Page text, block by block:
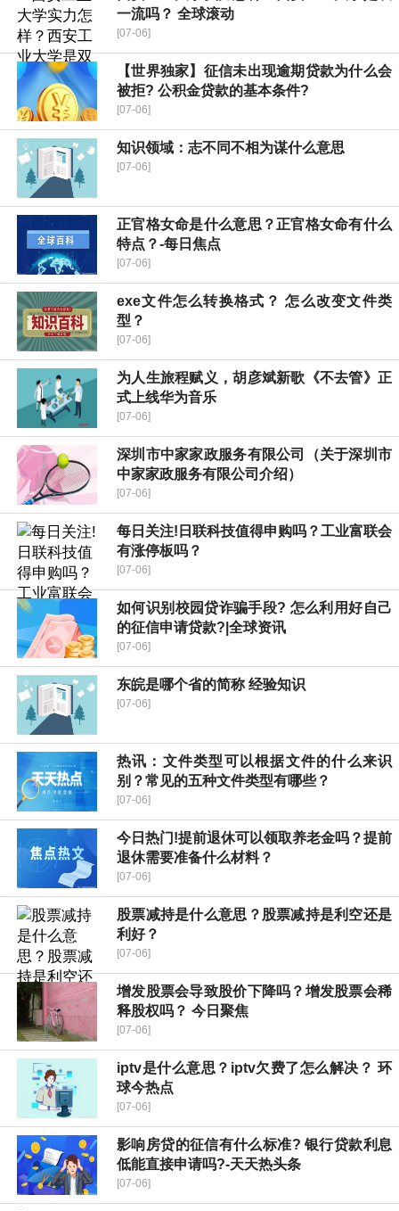
一流吗？ 全球滚动
[07-06]
【世界独家】征信未出现逾期贷款为什么会
被拒? 公积金贷款的基本条件?
[07-06]
知识领域：志不同不相为谋什么意思
[07-06]
正官格女命是什么意思？正官格女命有什么
特点？-每日焦点
[07-06]
exe文件怎么转换格式？ 怎么改变文件类
型？
[07-06]
为人生旅程赋义，胡彦斌新歌《不去管》正
式上线华为音乐
[07-06]
深圳市中家家政服务有限公司（关于深圳市
中家家政服务有限公司介绍）
[07-06]
每日关注!日联科技值得申购吗？工业富联会
有涨停板吗？
[07-06]
如何识别校园贷诈骗手段? 怎么利用好自己
的征信申请贷款?|全球资讯
[07-06]
东皖是哪个省的简称 经验知识
[07-06]
热讯：文件类型可以根据文件的什么来识
别？常见的五种文件类型有哪些？
[07-06]
今日热门!提前退休可以领取养老金吗？提前
退休需要准备什么材料？
[07-06]
股票减持是什么意思？股票减持是利空还是
利好？
[07-06]
增发股票会导致股价下降吗？增发股票会稀
释股权吗？ 今日聚焦
[07-06]
iptv是什么意思？iptv欠费了怎么解决？ 环
球今热点
[07-06]
影响房贷的征信有什么标准? 银行贷款利息
低能直接申请吗?-天天热头条
[07-06]